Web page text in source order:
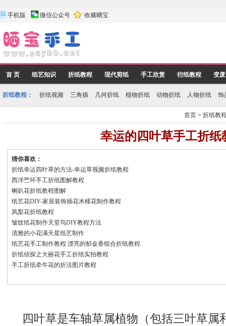
手机版 微信公众号 收藏晒宝
首 页 纸艺知识 折纸教程 现代剪纸 手工欣赏 衍纸教程 变
折纸教程： 折纸视频 三角插 几何折纸 植物折纸 动物折纸 人物折纸 饰
首页 >折纸教
幸运的四叶草手工折纸
猜你喜欢：
折纸幸运四叶草的方法-幸运草视频折纸教程
西洋苎环手工折纸图解教程
喇叭花折纸教程图解
纸艺花DIY-家居装饰插花木槿花制作教程
凤梨花折纸教程
皱纹纸花制作天堂鸟DIY教程方法
清雅的小花满天星纸艺制作
纸艺花手工制作教程 漂亮的郁金香组合折纸教程
折纸侦探之大丽花手工折纸实拍教程
手工折纸牵牛花的折法图片教程
四叶草是车轴草属植物（包括三叶草属